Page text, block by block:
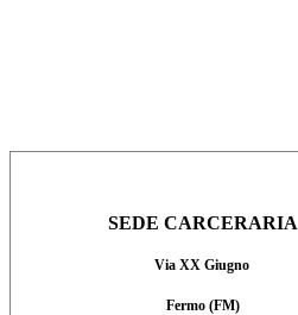
SEDE CARCERARIA
Via XX Giugno
Fermo (FM)